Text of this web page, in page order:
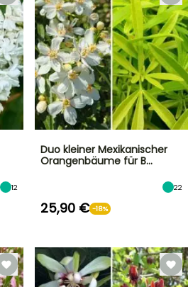
12
Duo kleiner Mexikanischer
Orangenbäume für B…
22
25,90 € -18%